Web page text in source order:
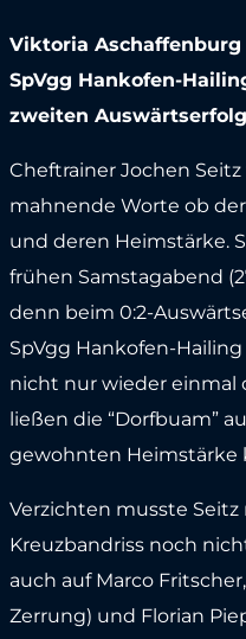
Viktoria
SpVgg Hankofen-
zweiten
Cheftrainer Jochen
mahnende Worte ob
und deren Heimstärke.
frühen Samstagabend
denn beim 0:2-
SpVgg Hankofen-
nicht nur wieder einmal
ließen die “Dorfbuam”
gewohnten Heimstärke
Verzichten musste
Kreuzbandriss noch
auch auf Marco
Zerrung) und Florian